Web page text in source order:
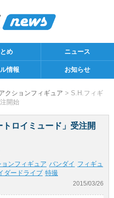
め ニュース
情報 お知らせ
クションフィギュア > S.H.フィギ
開始
ロイミュード」受注開
ョンフィギュア バンダイ フィギュ
ダードライブ 特撮
2015/03/26